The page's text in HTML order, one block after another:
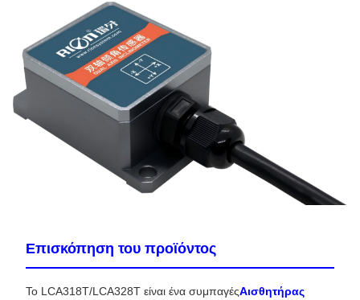
Επισκόπηση του προϊόντος
Το LCA318T/LCA328T είναι ένα συμπαγέςΑισθητήρας